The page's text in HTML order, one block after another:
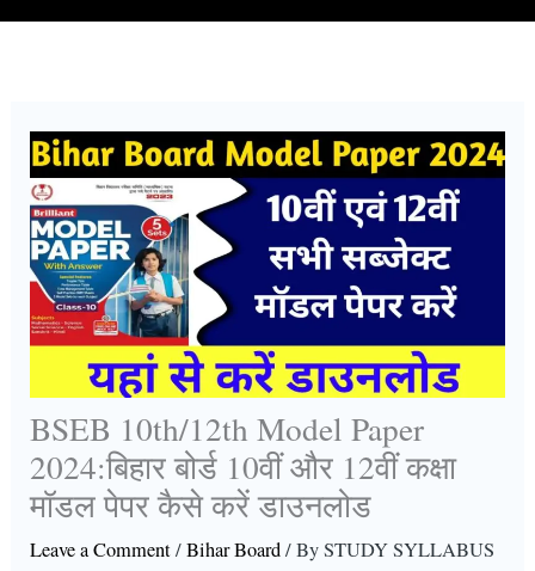
BSEB 10th/12th Model Paper
2024:बिहार बोर्ड 10वीं और 12वीं कक्षा
मॉडल पेपर कैसे करें डाउनलोड
Leave a Comment/Bihar Board/ BySTUDY SYLLABUS